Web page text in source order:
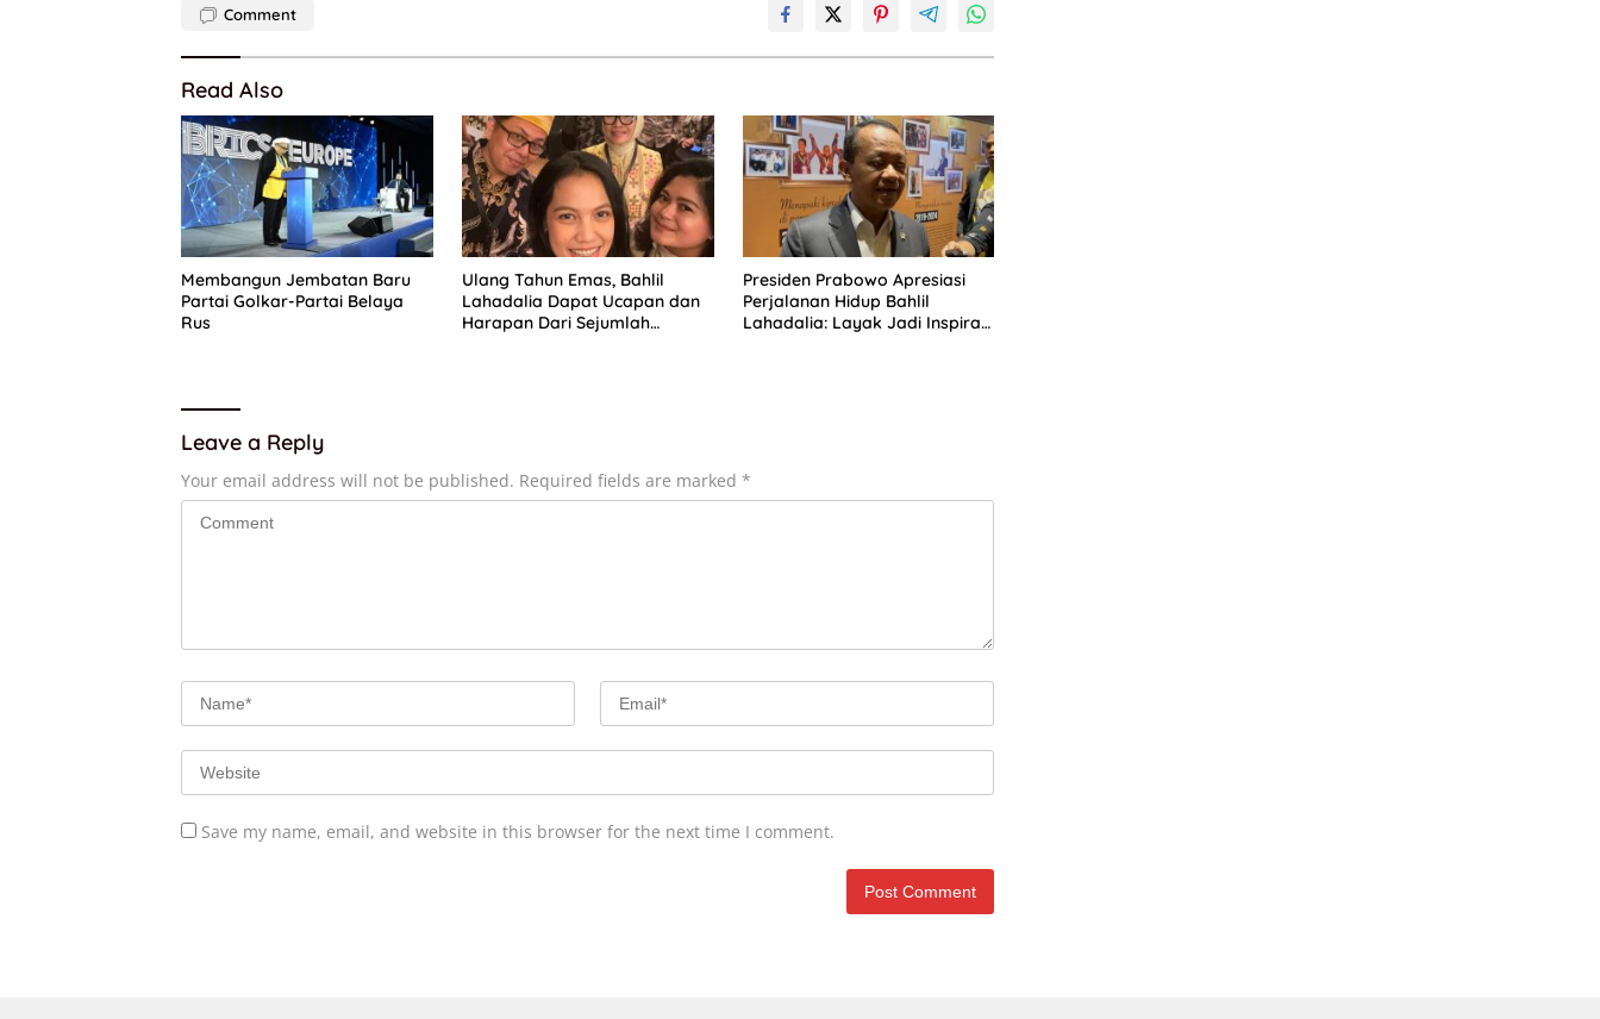
Comment
Read Also
Membangun Jembatan Baru
Partai Golkar-Partai Belaya
Rus
Ulang Tahun Emas, Bahlil
Lahadalia Dapat Ucapan dan
Harapan Dari Sejumlah
Presiden Prabowo Apresiasi
Perjalanan Hidup Bahlil
Lahadalia: Layak Jadi Inspirasi
Leave a Reply
Your email address will not be published. Required fields are marked *
Save my name, email, and website in this browser for the next time I comment.